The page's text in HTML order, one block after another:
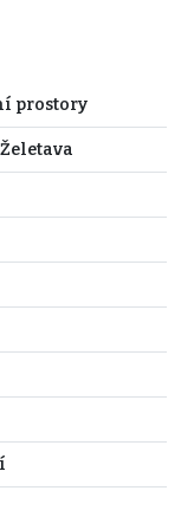
prostory